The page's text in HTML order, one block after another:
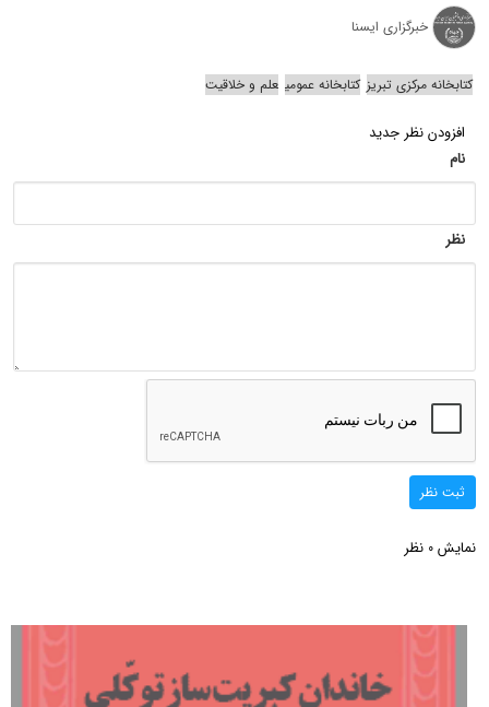
خبرگزاری ایسنا
کتابخانه مرکزی تبریز کتابخانه عمومی علم و خلاقیت
افزودن نظر جدید
نام
نظر
ثبت نظر
نمایش 0 نظر